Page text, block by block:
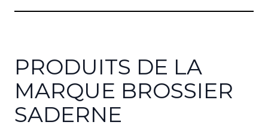
PRODUITS DE LA
MARQUE BROSSIER
SADERNE